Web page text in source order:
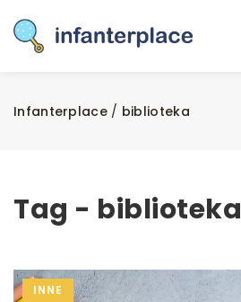
Infanterplace/ biblioteka
Tag - biblioteka
INNE